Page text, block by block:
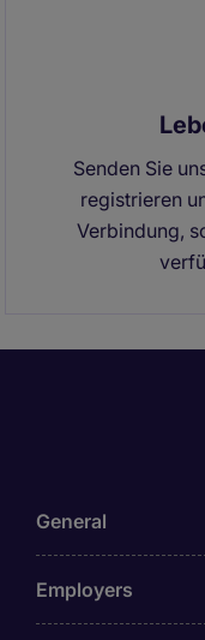
Senden Sie
registrieren
Verbindung,
General
Employers